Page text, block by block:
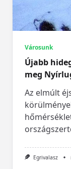
Városunk
Újabb
meg
Az elmúlt
Egrivalasz